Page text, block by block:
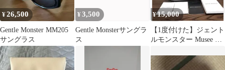
¥26,500
Gentle Monster MM205
サングラス
¥3,500
Gentle Monsterサングラ
ス
¥15,000
【1度付けた】ジェント
ルモンスター Musee 登
ラス